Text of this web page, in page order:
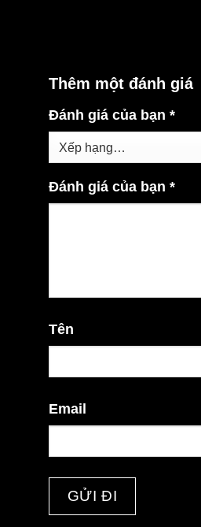
Thêm một đánh giá
Đánh giá của bạn *
Đánh giá của bạn *
Tên
Email